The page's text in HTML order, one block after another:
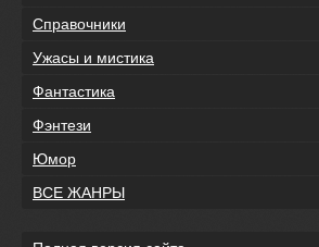
Справочники
Ужасы и мистика
Фантастика
Фэнтези
Юмор
ВСЕ ЖАНРЫ